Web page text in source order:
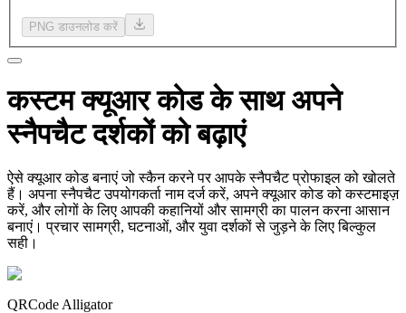
PNG डाउनलोड करें
कस्टम क्यूआर कोड के साथ अपने
स्नैपचैट दर्शकों को बढ़ाएं
ऐसे क्यूआर कोड बनाएं जो स्कैन करने पर आपके स्नैपचैट प्रोफाइल को खोलते
हैं। अपना स्नैपचैट उपयोगकर्ता नाम दर्ज करें, अपने क्यूआर कोड को कस्टमाइज़
करें, और लोगों के लिए आपकी कहानियों और सामग्री का पालन करना आसान
बनाएं। प्रचार सामग्री, घटनाओं, और युवा दर्शकों से जुड़ने के लिए बिल्कुल
सही।
QRCode Alligator